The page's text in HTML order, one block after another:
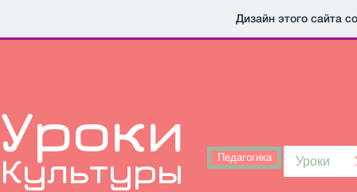
Дизайн этого сайта
Уроки
Культуры Педагогика Уроки